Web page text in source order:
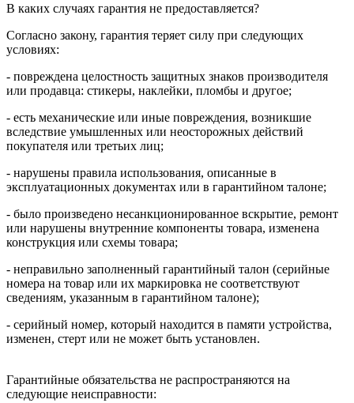
В каких случаях гарантия не предоставляется?
Согласно закону, гарантия теряет силу при следующих
условиях:
- повреждена целостность защитных знаков производителя
или продавца: стикеры, наклейки, пломбы и другое;
- есть механические или иные повреждения, возникшие
вследствие умышленных или неосторожных действий
покупателя или третьих лиц;
- нарушены правила использования, описанные в
эксплуатационных документах или в гарантийном талоне;
- было произведено несанкционированное вскрытие, ремонт
или нарушены внутренние компоненты товара, изменена
конструкция или схемы товара;
- неправильно заполненный гарантийный талон (серийные
номера на товар или их маркировка не соответствуют
сведениям, указанным в гарантийном талоне);
- серийный номер, который находится в памяти устройства,
изменен, стерт или не может быть установлен.
Гарантийные обязательства не распространяются на
следующие неисправности: